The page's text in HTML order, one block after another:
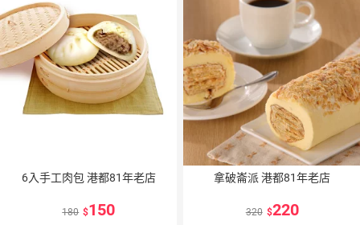
6入手工肉包 港都81年老店
180 150
拿破崙派 港都81年老店
320 220